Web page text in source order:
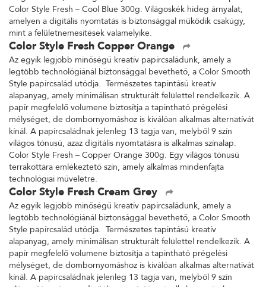
Color Style Fresh – Cool Blue 300g. Világoskék hideg árnyalat,
amelyen a digitális nyomtatás is biztonsággal működik csakúgy,
mint a felületnemesítések valamelyike.
Color Style Fresh Copper Orange
Az egyik legjobb minőségű kreatív papírcsaládunk, amely a
legtöbb technológiánál biztonsággal bevethető, a Color Smooth
Style papírcsalád utódja. Természetes tapintású kreatív
alapanyag, amely minimálisan strukturált felülettel rendelkezik. A
papír megfelelő volumene biztosítja a tapintható prégelési
mélységet, de dombornyomáshoz is kiválóan alkalmas alternatívát
kínál. A papírcsaládnak jelenleg 13 tagja van, melyből 9 szín
világos tónusú, azaz digitális nyomtatásra is alkalmas színalap.
Color Style Fresh – Copper Orange 300g. Egy világos tónusú
terrakottára emlékeztető szín, amely alkalmas mindenfajta
technológiai műveletre.
Color Style Fresh Cream Grey
Az egyik legjobb minőségű kreatív papírcsaládunk, amely a
legtöbb technológiánál biztonsággal bevethető, a Color Smooth
Style papírcsalád utódja. Természetes tapintású kreatív
alapanyag, amely minimálisan strukturált felülettel rendelkezik. A
papír megfelelő volumene biztosítja a tapintható prégelési
mélységet, de dombornyomáshoz is kiválóan alkalmas alternatívát
kínál. A papírcsaládnak jelenleg 13 tagja van, melyből 9 szín